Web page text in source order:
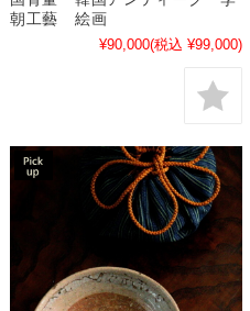
朝工藝 絵画
¥90,000(税込 ¥99,000)